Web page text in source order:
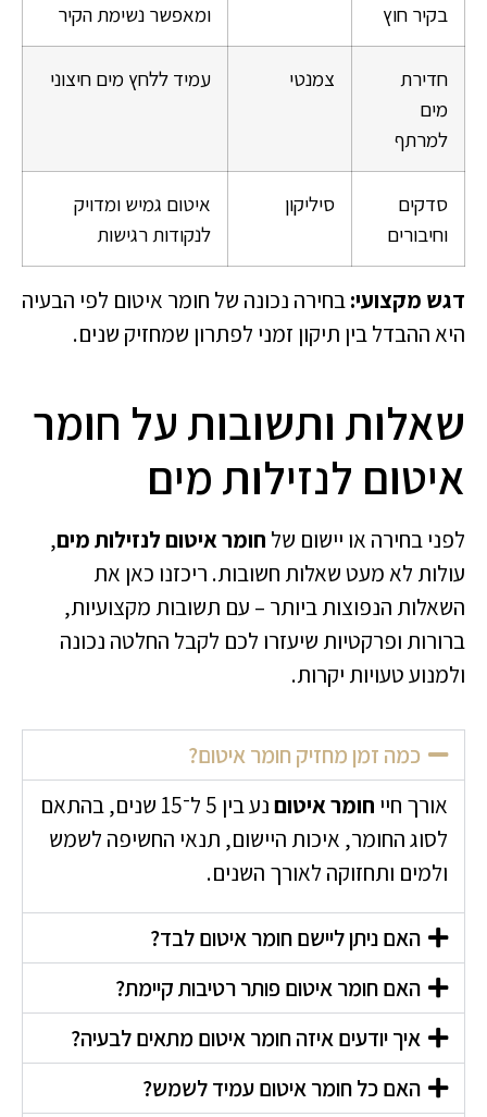
בקיר חוץ
ומאפשר נשימת הקיר
חדירת
מים
למרתף
צמנטי עמיד ללחץ מים חיצוני
סדקים
וחיבורים
סיליקון
איטום גמיש ומדויק
לנקודות רגישות
דגש מקצועי:בחירה נכונה של חומר איטום לפי הבעיה
היא ההבדל בין תיקון זמני לפתרון שמחזיק שנים.
שאלות ותשובות על חומר
איטום לנזילות מים
לפני בחירה או יישום של חומר איטום לנזילות מים,
עולות לא מעט שאלות חשובות. ריכזנו כאן את
השאלות הנפוצות ביותר – עם תשובות מקצועיות,
ברורות ופרקטיות שיעזרו לכם לקבל החלטה נכונה
ולמנוע טעויות יקרות.
כמה זמן מחזיק חומר איטום?
אורך חיי חומר איטום
נע בין 5 ל־15 שנים, בהתאם
לסוג החומר, איכות היישום, תנאי החשיפה לשמש
ולמים ותחזוקה לאורך השנים.
האם ניתן ליישם חומר איטום לבד?
האם חומר איטום פותר רטיבות קיימת?
איך יודעים איזה חומר איטום מתאים לבעיה?
האם כל חומר איטום עמיד לשמש?